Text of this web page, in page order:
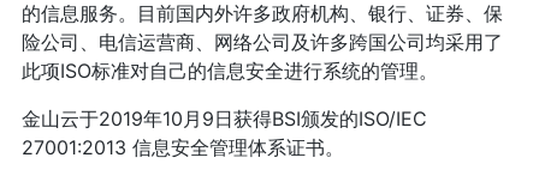
的信息服务。目前国内外许多政府机构、银行、证券、保
险公司、电信运营商、网络公司及许多跨国公司均采用了
此项ISO标准对自己的信息安全进行系统的管理。
金山云于2019年10月9日获得BSI颁发的ISO/IEC
27001:2013 信息安全管理体系证书。